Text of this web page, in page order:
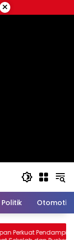
×
Politik Otomotif
Pendampingan